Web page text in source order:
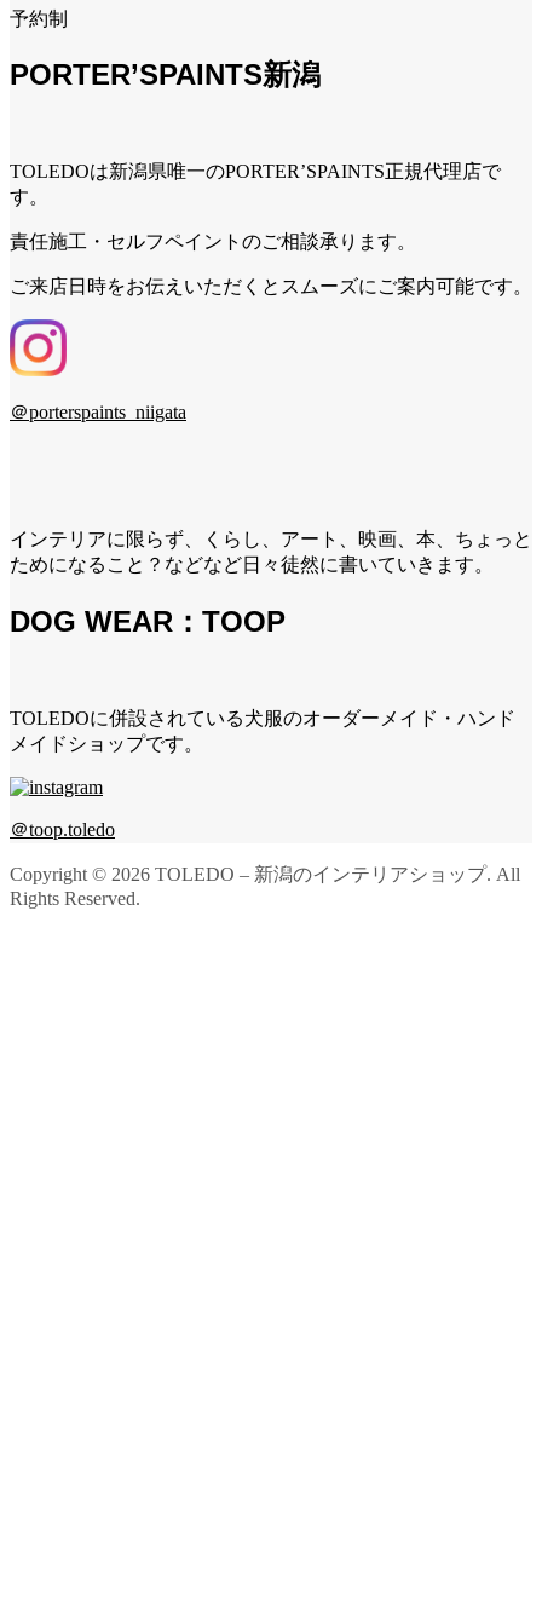
予約制
PORTER’SPAINTS新潟
TOLEDOは新潟県唯一のPORTER’SPAINTS正規代理店で
す。
責任施工・セルフペイントのご相談承ります。
ご来店日時をお伝えいただくとスムーズにご案内可能です。
＠porterspaints_niigata
インテリアに限らず、くらし、アート、映画、本、ちょっと
ためになること？などなど日々徒然に書いていきます。
DOG WEAR：TOOP
TOLEDOに併設されている犬服のオーダーメイド・ハンド
メイドショップです。
＠toop.toledo
Copyright © 2026 TOLEDO – 新潟のインテリアショップ. All
Rights Reserved.